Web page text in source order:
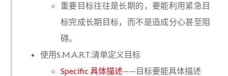
重要目标往往是长期的，要能利用紧急目
标完成长期目标，而不是造成分心甚至阻
碍。
使用S.M.A.R.T.清单定义目标
Specific 具体描述——目标要能具体描述